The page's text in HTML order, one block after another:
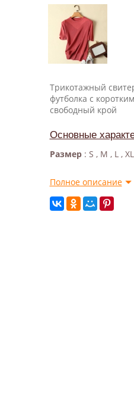
Трикотажный
футболка с
свободный крой
Основные
Размер : S , M , L , XL
Полное описание